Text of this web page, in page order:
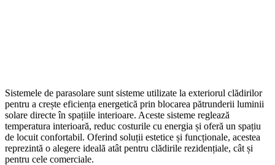
Sistemele de parasolare sunt sisteme utilizate la exteriorul clădirilor
pentru a crește eficiența energetică prin blocarea pătrunderii luminii
solare directe în spațiile interioare. Aceste sisteme reglează
temperatura interioară, reduc costurile cu energia și oferă un spațiu
de locuit confortabil. Oferind soluții estetice și funcționale, acestea
reprezintă o alegere ideală atât pentru clădirile rezidențiale, cât și
pentru cele comerciale.